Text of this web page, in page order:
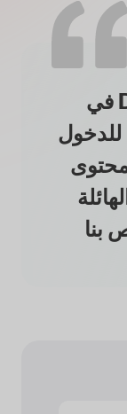
في Dokan، نحن نفهم قوة